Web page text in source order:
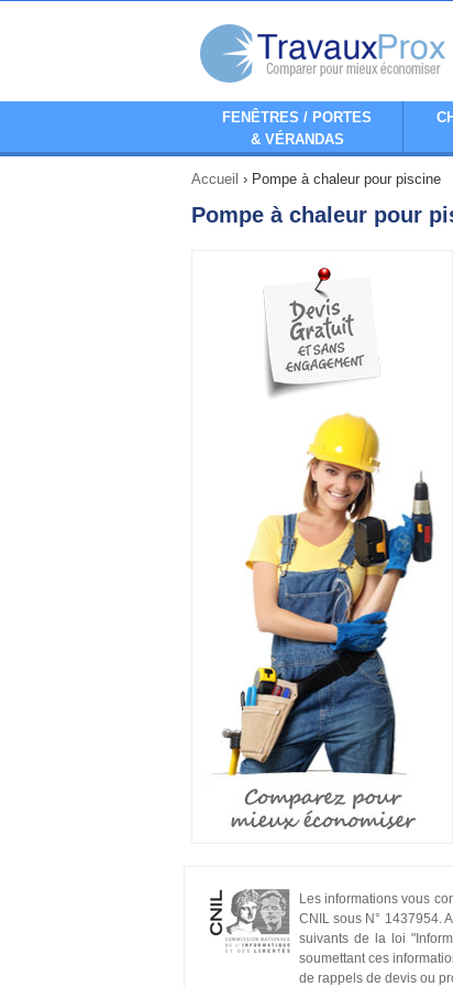
FENÊTRES / PORTES
& VÉRANDAS
Accueil › Pompe à chaleur pour piscine
Pompe à chaleur pour
Les informations vous
CNIL sous N° 1437954.
suivants de la loi
soumettant ces
de rappels de devis ou